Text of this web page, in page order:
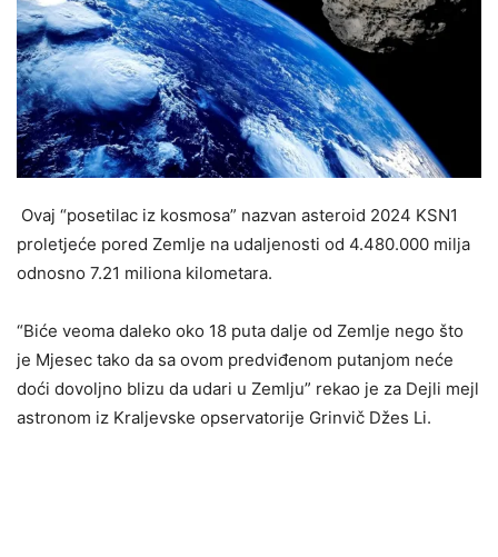
Ovaj “posetilac iz kosmosa” nazvan asteroid 2024 KSN1
proletjeće pored Zemlje na udaljenosti od 4.480.000 milja
odnosno 7.21 miliona kilometara.
“Biće veoma daleko oko 18 puta dalje od Zemlje nego što
je Mjesec tako da sa ovom predviđenom putanjom neće
doći dovoljno blizu da udari u Zemlju” rekao je za Dejli mejl
astronom iz Kraljevske opservatorije Grinvič Džes Li.